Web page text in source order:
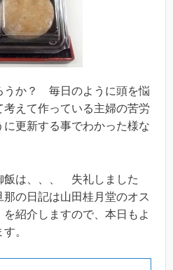
うか？ 毎日のように頭を悩
考えて作っている主婦の苦労
更新する事でわかった様な
飯は、、、 失礼しました
の日記は山田桂月堂のオス
紹介しますので、本日もよ
。